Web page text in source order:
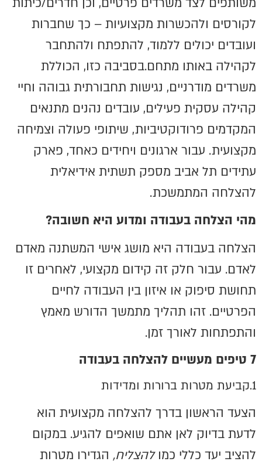
משותפים לצד משרדים פרטיים, וכן חדרים/כיתות
לקורסים ולהכשרות מקצועיות – כך שחברות
ועובדים יכולים ללמוד, להתפתח ולהתחבר
לקהילה באותו מתחם.בסביבה כזו, הכוללת
משרדים מודרניים, נגישות תחבורתית גבוהה וחיי
קהילה עסקית פעילים, עובדים נהנים מתנאים
המקדמים פרודוקטיביות, שיתופי פעולה וצמיחה
מקצועית. עבור ארגונים ויחידים כאחד, פארק
עתידים תל אביב מספק תשתית אידיאלית
להצלחה המתמשכת.
מהי הצלחה בעבודה ומדוע היא חשובה?
הצלחה בעבודה היא מושג אישי המשתנה מאדם
לאדם. עבור חלק זה קידום מקצועי, לאחרים זו
תחושת סיפוק או איזון בין העבודה לחיים
הפרטיים. זהו תהליך מתמשך הדורש מאמץ
והתפתחות לאורך זמן.
7 טיפים מעשיים להצלחה בעבודה
1.קביעת מטרות ברורות ומדידות
הצעד הראשון בדרך להצלחה מקצועית הוא
לדעת בדיוק לאן אתם שואפים להגיע. במקום
להציב יעד כללי כמולהצליח, הגדירו מטרות